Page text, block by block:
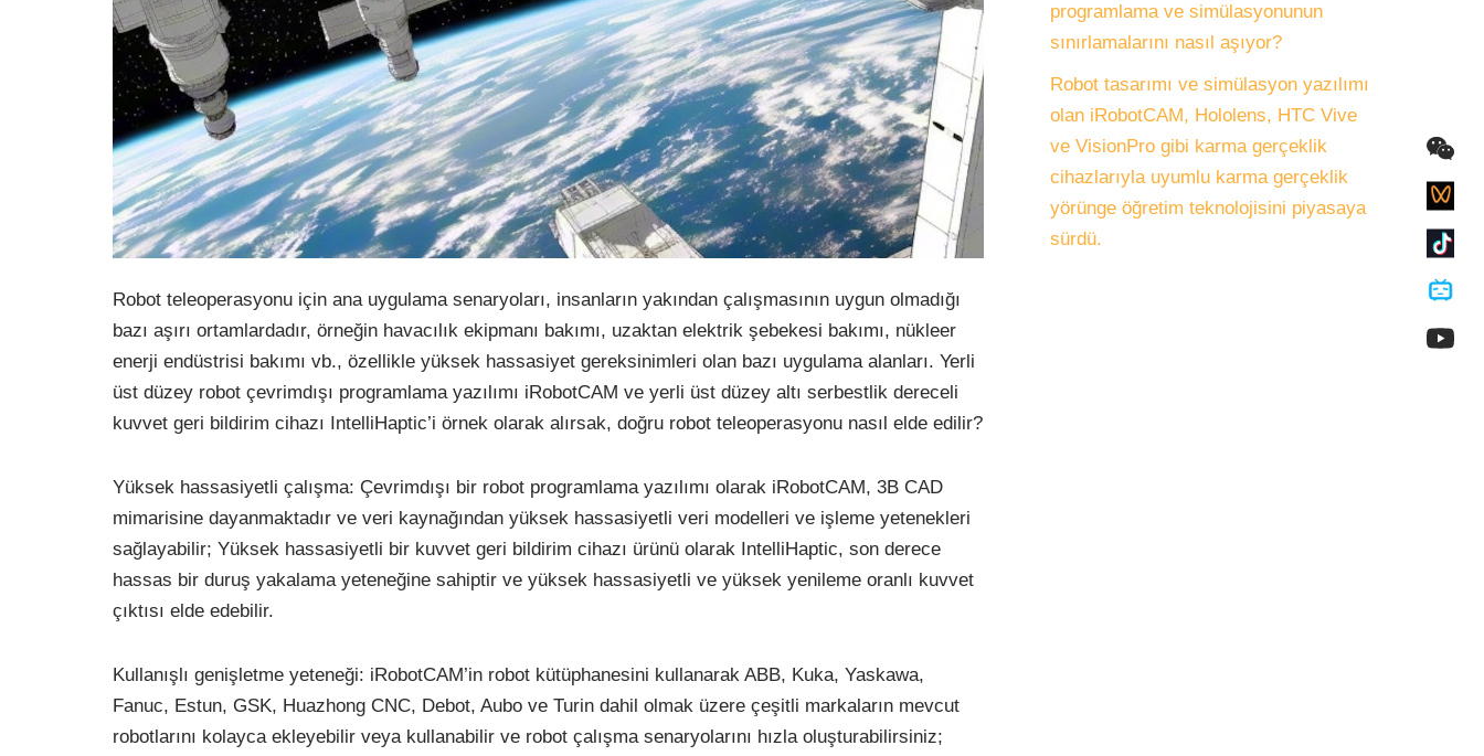
Robot teleoperasyonu için ana uygulama senaryoları, insanların yakından çalışmasının uygun olmadığı
bazı aşırı ortamlardadır, örneğin havacılık ekipmanı bakımı, uzaktan elektrik şebekesi bakımı, nükleer
enerji endüstrisi bakımı vb., özellikle yüksek hassasiyet gereksinimleri olan bazı uygulama alanları. Yerli
üst düzey robot çevrimdışı programlama yazılımı iRobotCAM ve yerli üst düzey altı serbestlik dereceli
kuvvet geri bildirim cihazı IntelliHaptic’i örnek olarak alırsak, doğru robot teleoperasyonu nasıl elde edilir?
Yüksek hassasiyetli çalışma: Çevrimdışı bir robot programlama yazılımı olarak iRobotCAM, 3B CAD
mimarisine dayanmaktadır ve veri kaynağından yüksek hassasiyetli veri modelleri ve işleme yetenekleri
sağlayabilir; Yüksek hassasiyetli bir kuvvet geri bildirim cihazı ürünü olarak IntelliHaptic, son derece
hassas bir duruş yakalama yeteneğine sahiptir ve yüksek hassasiyetli ve yüksek yenileme oranlı kuvvet
çıktısı elde edebilir.
Kullanışlı genişletme yeteneği: iRobotCAM’in robot kütüphanesini kullanarak ABB, Kuka, Yaskawa,
Fanuc, Estun, GSK, Huazhong CNC, Debot, Aubo ve Turin dahil olmak üzere çeşitli markaların mevcut
robotlarını kolayca ekleyebilir veya kullanabilir ve robot çalışma senaryolarını hızla oluşturabilirsiniz;
programlama ve simülasyonunun
sınırlamalarını nasıl aşıyor?
Robot tasarımı ve simülasyon yazılımı
olan iRobotCAM, Hololens, HTC Vive
ve VisionPro gibi karma gerçeklik
cihazlarıyla uyumlu karma gerçeklik
yörünge öğretim teknolojisini piyasaya
sürdü.